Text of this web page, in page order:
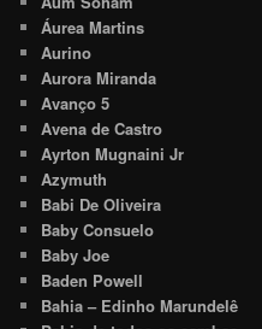
Áurea Martins
Aurino
Aurora Miranda
Avanço 5
Avena de Castro
Ayrton Mugnaini Jr
Azymuth
Babi De Oliveira
Baby Consuelo
Baby Joe
Baden Powell
Bahia – Edinho Marundelê